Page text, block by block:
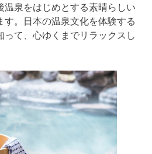
温泉をはじめとする素晴らしい
。日本の温泉文化を体験する
て、心ゆくまでリラックスし